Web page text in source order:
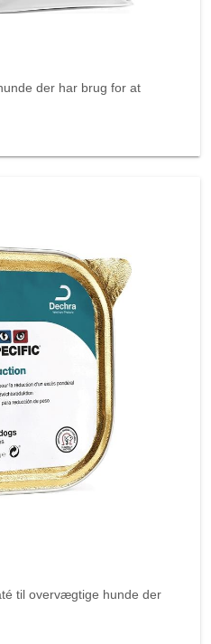
der har brug for at
til overvægtige hunde der